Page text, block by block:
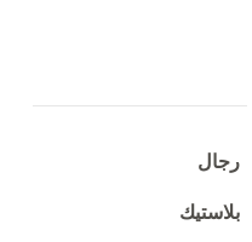
رجال
بلاستيك